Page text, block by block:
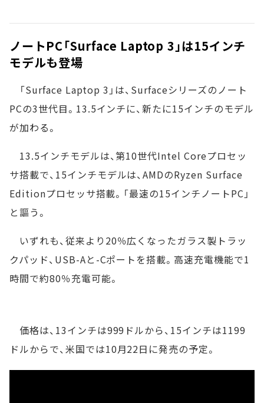
ノートPC「Surface Laptop 3」は15インチ
モデルも登場
「Surface Laptop 3」は、Surfaceシリーズのノート
PCの3世代目。13.5インチに、新たに15インチのモデル
が加わる。
13.5インチモデルは、第10世代Intel Coreプロセッ
サ搭載で、15インチモデルは、AMDのRyzen Surface
Editionプロセッサ搭載。「最速の15インチノートPC」
と謳う。
いずれも、従来より20％広くなったガラス製トラッ
クパッド、USB-Aと-Cポートを搭載。高速充電機能で1
時間で約80％充電可能。
価格は、13インチは999ドルから、15インチは1199
ドルからで、米国では10月22日に発売の予定。